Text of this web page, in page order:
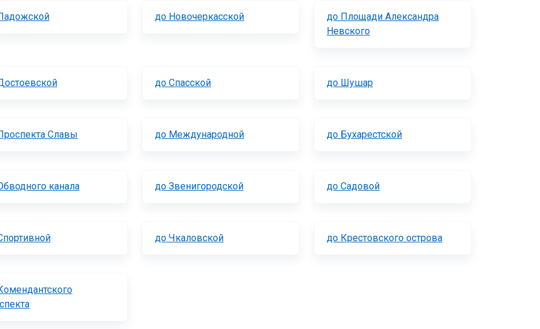
до Новочеркасской
до Площади Александра
Невского
до Спасской до Шушар
Славы до Международной до Бухарестской
канала до Звенигородской до Садовой
до Чкаловской до Крестовского острова